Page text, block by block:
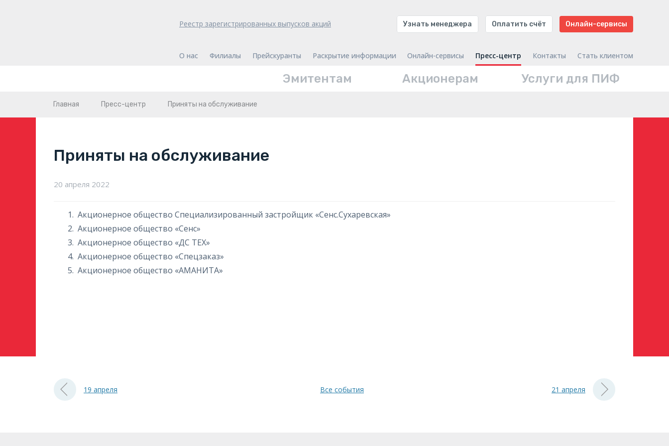
Реестр зарегистрированных выпусков акций Узнать менеджера Оплатить счёт Онлайн-сервисы
О нас Филиалы Прейскуранты Раскрытие информации Онлайн-сервисы Пресс-центр Контакты Стать клиентом
Эмитентам Акционерам Услуги для ПИФ
Главная Пресс-центр Приняты на обслуживание
Приняты на обслуживание
20 апреля 2022
Акционерное общество Специализированный застройщик «Сенс.Сухаревская»
Акционерное общество «Сенс»
Акционерное общество «ДС ТЕХ»
Акционерное общество «Спецзаказ»
Акционерное общество «АМАНИТА»
19 апреля Все события 21 апреля